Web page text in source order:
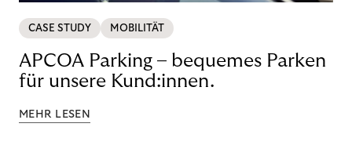
CASE STUDY MOBILITÄT
APCOA Parking – bequemes Parken
für unsere Kund:innen.
MEHR LESEN